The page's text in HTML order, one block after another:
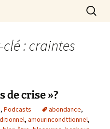
: craintes
de crise »?
, Podcasts abondance,
, amourincondttionnel,